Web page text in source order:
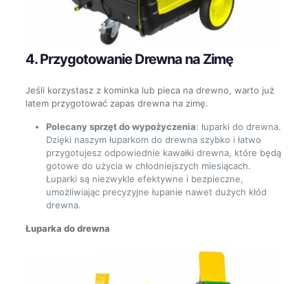
4. Przygotowanie Drewna na Zimę
Jeśli korzystasz z kominka lub pieca na drewno, warto już
latem przygotować zapas drewna na zimę.
Polecany sprzęt do wypożyczenia: łuparki do drewna.
Dzięki naszym łuparkom do drewna szybko i łatwo
przygotujesz odpowiednie kawałki drewna, które będą
gotowe do użycia w chłodniejszych miesiącach.
Łuparki są niezwykle efektywne i bezpieczne,
umożliwiając precyzyjne łupanie nawet dużych kłód
drewna.
Łuparka do drewna